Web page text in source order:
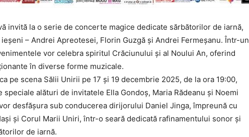
invită la o serie de concerte magice dedicate sărbătorilor de iarnă,
– Andrei Apreotesei, Florin Guzgă și Andrei Fermeșanu. Într-un
vor celebra spiritul Crăciunului și al Noului An, oferind
în diverse forme muzicale.
pe scena Sălii Unirii pe 17 și 19 decembrie 2025, de la ora 19:00,
alături de invitatele Ella Gondoș, Maria Rădeanu și Noemi
desfășura sub conducerea dirijorului Daniel Jinga, împreună cu
și Corul Marii Uniri, într-o seară dedicată rafinamentului sonor și
de iarnă.